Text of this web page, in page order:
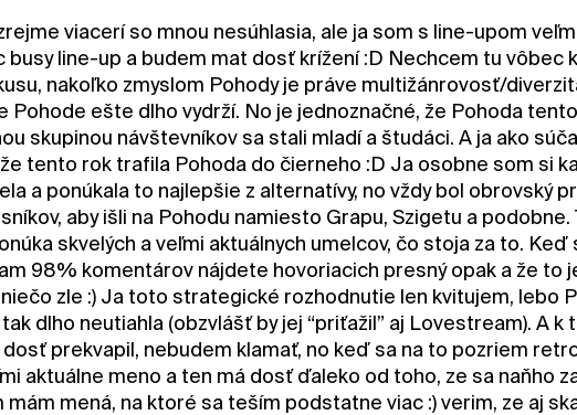
viacerí so mnou nesúhlasia, ale ja som s line-upom
busy line-up a budem mat dosť krížení :D Nechcem tu vôbec
nakoľko zmyslom Pohody je práve multižánrovosť/
Pohode ešte dlho vydrží. No je jednoznačné, že Pohoda
skupinou návštevníkov sa stali mladí a študáci. A ja ako
tento rok trafila Pohoda do čierneho :D Ja osobne som si
a ponúkala to najlepšie z alternatívy, no vždy bol obrovský
aby išli na Pohodu namiesto Grapu, Szigetu a
skvelých a veľmi aktuálnych umelcov, čo stoja za to.
98% komentárov nájdete hovoriacich presný opak a že to
zle :) Ja toto strategické rozhodnutie len kvitujem, lebo
dlho neutiahla (obzvlášť by jej “priťažil” aj Lovestream). A
prekvapil, nebudem klamať, no keď sa na to pozriem
aktuálne meno a ten má dosť ďaleko od toho, ze sa naňho
mená, na ktoré sa teším podstatne viac :) verim, ze aj